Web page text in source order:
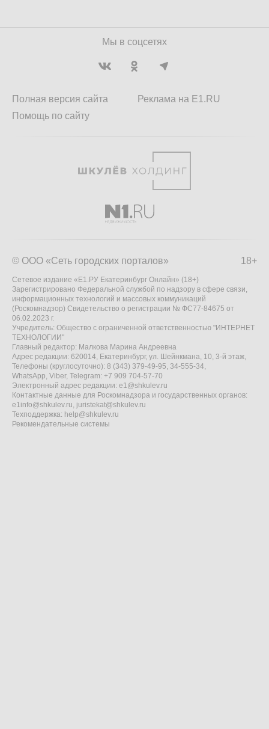
Мы в соцсетях
Полная версия сайта
Помощь по сайту
Реклама на E1.RU
18+
© ООО «Сеть городских порталов»
Сетевое издание «Е1.РУ Екатеринбург Онлайн» (18+)
Зарегистрировано Федеральной службой по надзору в сфере связи,
информационных технологий и массовых коммуникаций
(Роскомнадзор) Свидетельство о регистрации № ФС77-84675 от
06.02.2023 г.
Учредитель: Общество с ограниченной ответственностью "ИНТЕРНЕТ
ТЕХНОЛОГИИ"
Главный редактор: Малкова Марина Андреевна
Адрес редакции: 620014, Екатеринбург, ул. Шейнкмана, 10, 3-й этаж,
Телефоны (круглосуточно): 8 (343) 379-49-95, 34-555-34,
WhatsApp, Viber, Telegram: +7 909 704-57-70
Электронный адрес редакции: e1@shkulev.ru
Контактные данные для Роскомнадзора и государственных органов:
e1info@shkulev.ru, juristekat@shkulev.ru
Техподдержка: help@shkulev.ru
Рекомендательные системы